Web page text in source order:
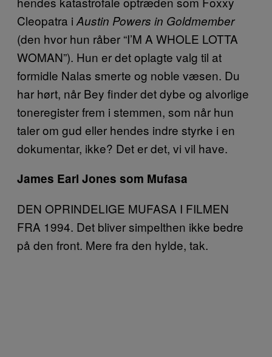
Cleopatra i Austin Powers in Goldmember
(den hvor hun råber “I’M A WHOLE LOTTA
WOMAN”). Hun er det oplagte valg til at
formidle Nalas smerte og noble væsen. Du
har hørt, når Bey finder det dybe og alvorlige
toneregister frem i stemmen, som når hun
taler om gud eller hendes indre styrke i en
dokumentar, ikke? Det er det, vi vil have.
James Earl Jones som Mufasa
DEN OPRINDELIGE MUFASA I FILMEN
FRA 1994. Det bliver simpelthen ikke bedre
på den front. Mere fra den hylde, tak.